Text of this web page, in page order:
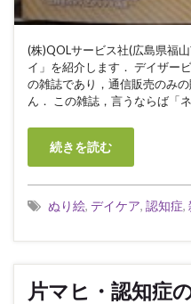
(株)QOLサービス社(広島県福
イ」を紹介します． デイザー
の雑誌であり，通信販売のみ
ん． この雑誌，言うならば「
続きを読む
ぬり絵, デイケア, 認知症,
片マヒ・認知症